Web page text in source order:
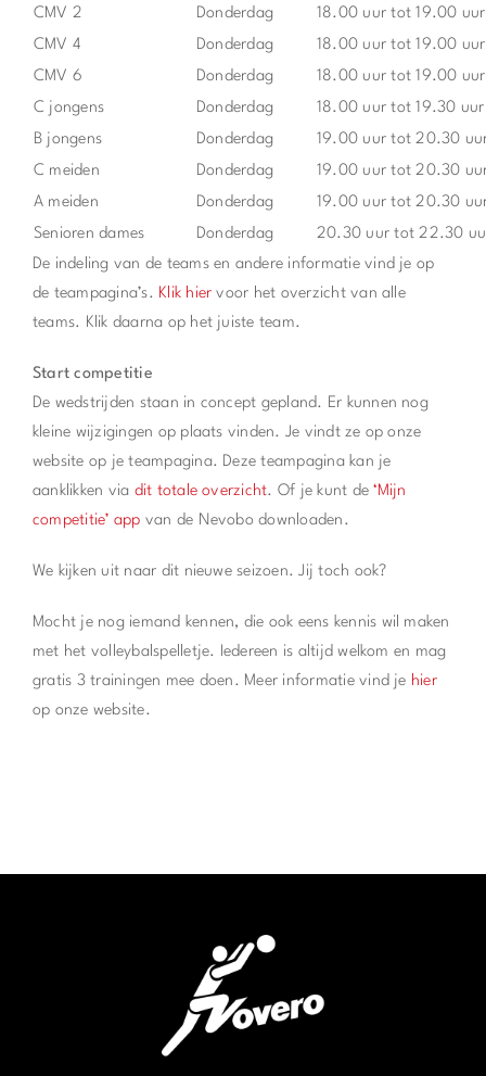
CMV 2
Donderdag
18.00 uur tot 19.00 uur
CMV 4
Donderdag
18.00 uur tot 19.00 uur
CMV 6
Donderdag
18.00 uur tot 19.00 uur
C jongens
Donderdag
18.00 uur tot 19.30 uur
B jongens
Donderdag
19.00 uur tot 20.30
C meiden
Donderdag
19.00 uur tot 20.30
A meiden
Donderdag
19.00 uur tot 20.30
Senioren dames
Donderdag
20.30 uur tot 22.30
De indeling van de teams en andere informatie vind je op
de teampagina’s. Klik hier voor het overzicht van alle
teams. Klik daarna op het juiste team.
Start competitie
De wedstrijden staan in concept gepland. Er kunnen nog
kleine wijzigingen op plaats vinden. Je vindt ze op onze
website op je teampagina. Deze teampagina kan je
aanklikken via dit totale overzicht. Of je kunt de‘Mijn
competitie’ app van de Nevobo downloaden.
We kijken uit naar dit nieuwe seizoen. Jij toch ook?
Mocht je nog iemand kennen, die ook eens kennis wil maken
met het volleybalspelletje. Iedereen is altijd welkom en mag
gratis 3 trainingen mee doen. Meer informatie vind je hier
op onze website.